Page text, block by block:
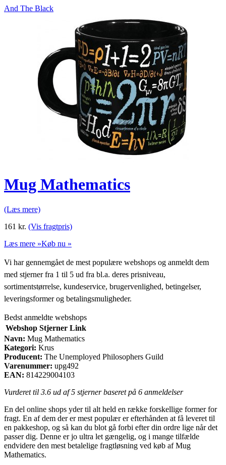
And The Black
Mug Mathematics
(Læs mere)
161 kr. (Vis fragtpris)
Læs mere »Køb nu »
Vi har gennemgået de mest populære webshops og anmeldt dem
med stjerner fra 1 til 5 ud fra bl.a. deres prisniveau,
sortimentstørrelse, kundeservice, brugervenlighed, betingelser,
leveringsformer og betalingsmuligheder.
Bedst anmeldte webshops
Webshop Stjerner Link
Navn: Mug Mathematics
Kategori: Krus
Producent: The Unemployed Philosophers Guild
Varenummer: upg492
EAN: 814229004103
Vurderet til 3.6 ud af 5 stjerner baseret på 6 anmeldelser
En del online shops yder til alt held en række forskellige former for
fragt. En af dem der er mest populær er efterhånden at få leveret til
en pakkeshop, og så kan du blot gå forbi efter din ordre lige når det
passer dig. Denne er jo ultra let gængelig, og i mange tilfælde
endvidere den mest betalelige fragtløsning ved køb af Mug
Mathematics.